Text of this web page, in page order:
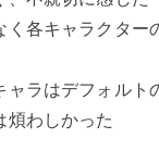
各キャラクター
ラはデフォルト
わしかった